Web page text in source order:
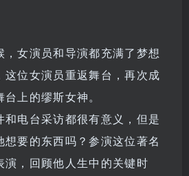
，女演员和导演都充满了梦想
位女演员重返舞台，再次成
上的缪斯女神。
电台采访都很有意义，但是
要的东西吗？参演这位著名
演，回顾他人生中的关键时